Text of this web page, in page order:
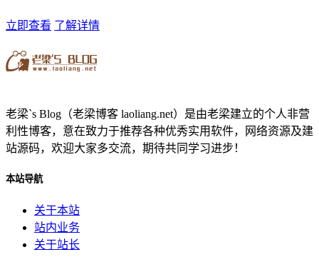
立即查看 了解详情
老梁`s Blog（老梁博客 laoliang.net）是由老梁建立的个人非营
利性博客，意在致力于推荐各种优秀实用软件，网络资源及建
站源码，欢迎大家多交流，期待共同学习进步！
本站导航
关于本站
站内业务
关于站长